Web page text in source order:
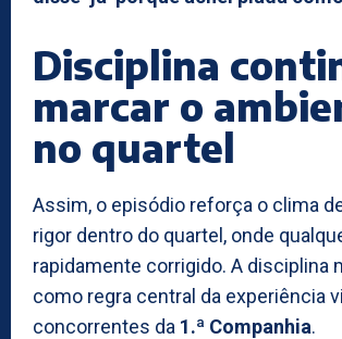
Disciplina
marcar o
no quartel
Assim, o episódio reforça o clima
rigor dentro do quartel, onde
rapidamente corrigido. A disciplina
como regra central da experiência
concorrentes da 1.ª Companhia.